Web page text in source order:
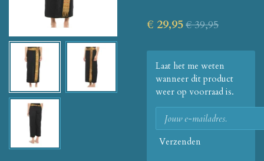
€ 29,95€ 39,95
Laat het me weten
wanneer dit product
weer op voorraad is.
Verzenden